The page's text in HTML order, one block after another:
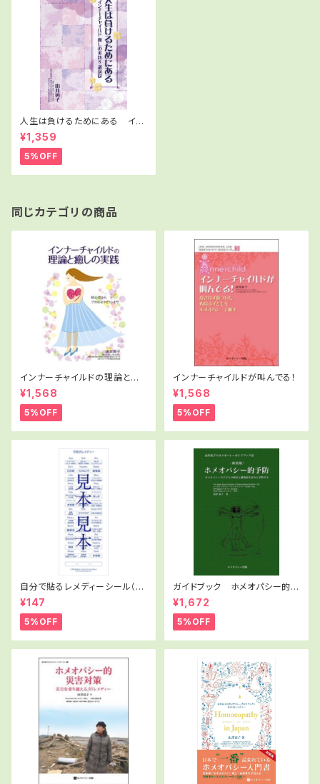
人生は負けるためにある イン
ナーチャイルド癒しの実践8 講
演録
¥1,359
5%OFF
同じカテゴリの商品
インナーチャイルドの理論と癒
しの実践
¥1,568
5%OFF
インナーチャイルドが叫んでる！
¥1,568
5%OFF
自分で貼るレメディーシール（予
防）
¥147
5%OFF
ガイドブック ホメオパシー的予
防（新装版）
¥1,672
5%OFF